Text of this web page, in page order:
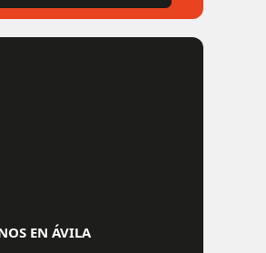
EN ÁVILA